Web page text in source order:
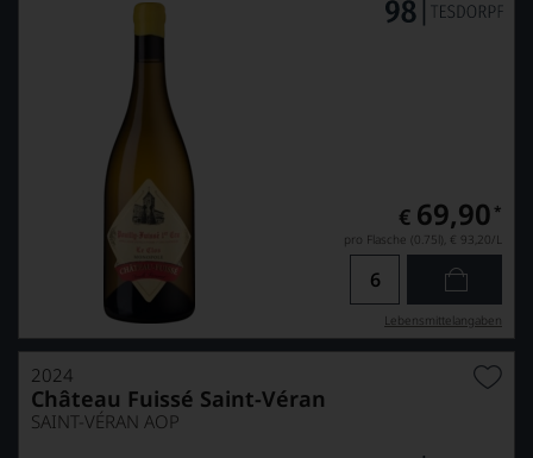
€ 69,90 *
pro Flasche (0.75l), € 93,20/L
Lebensmittel­angaben
2024
Château Fuissé Saint-Véran
SAINT-VÉRAN AOP